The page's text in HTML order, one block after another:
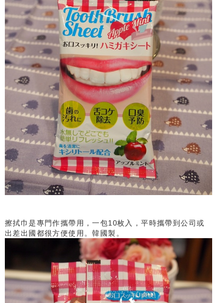
擦拭巾是專門作攜帶用，一包10枚入，平時攜帶到公司或
出差出國都很方便使用。韓國製。